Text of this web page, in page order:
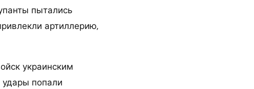
пытались
артиллерию,
украинским
попали